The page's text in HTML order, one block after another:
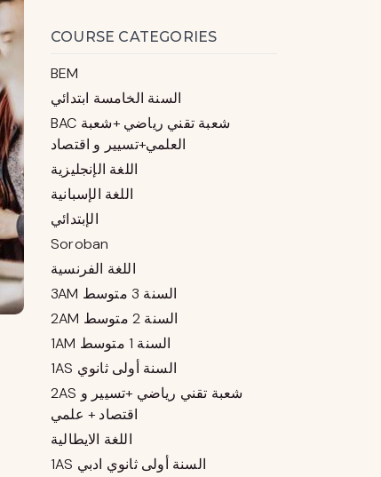
COURSE CATEGORIES
BEM
السنة الخامسة ابتدائي
BAC شعبة تقني رياضي +شعبة
العلمي+تسيير و اقتصاد
اللغة الإنجليزية
اللغة الإسبانية
الإبتدائي
Soroban
اللغة الفرنسية
3AM السنة 3 متوسط
2AM السنة 2 متوسط
1AM السنة 1 متوسط
1AS السنة أولى ثانوي
2AS شعبة تقني رياضي +تسيير و
اقتصاد + علمي
اللغة الايطالية
1AS السنة أولى ثانوي ادبي